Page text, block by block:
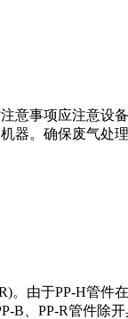
意事项应注意设
器。确保废气处理
。由于PP-H管件
B、PP-R管件除